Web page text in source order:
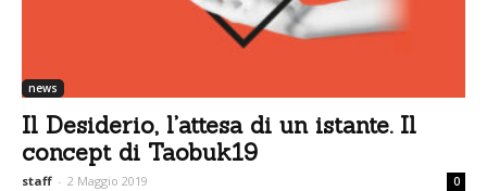
news
Il Desiderio, l’attesa di un istante. Il
concept di Taobuk19
staff - 2 Maggio 2019 0